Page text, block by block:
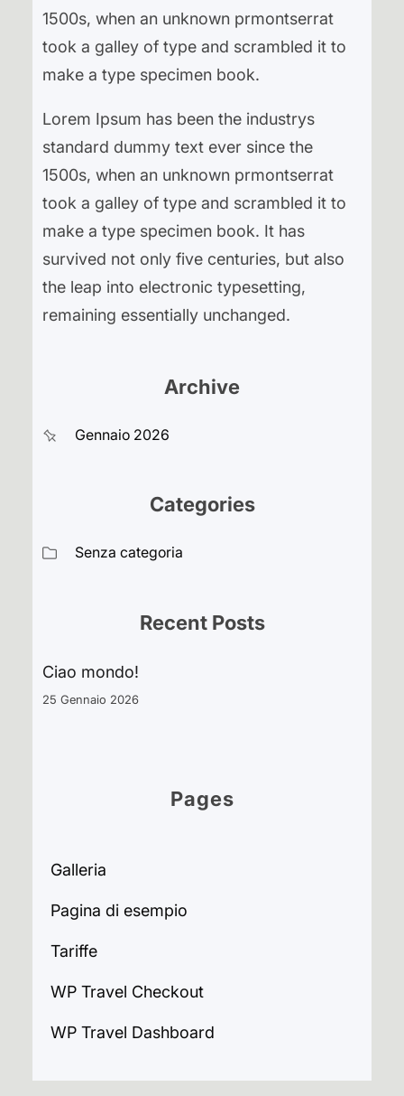
1500s, when an unknown prmontserrat
took a galley of type and scrambled it to
make a type specimen book.
Lorem Ipsum has been the industrys
standard dummy text ever since the
1500s, when an unknown prmontserrat
took a galley of type and scrambled it to
make a type specimen book. It has
survived not only five centuries, but also
the leap into electronic typesetting,
remaining essentially unchanged.
Archive
Gennaio 2026
Categories
Senza categoria
Recent Posts
Ciao mondo!
25 Gennaio 2026
Pages
Galleria
Pagina di esempio
Tariffe
WP Travel Checkout
WP Travel Dashboard